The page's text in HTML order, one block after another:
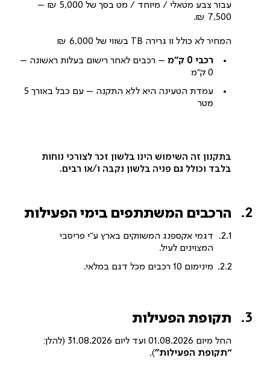
עבור צבע מטאלי / מיוחד / מט בסך של 5,000 ₪ –
7,500 ₪.
המחיר לא כולל וו גרירה TB בשווי של 6,000 ₪
רכבי 0 ק”מ
– רכבים לאחר רישום בעלות ראשונה –
0 ק”מ
עמדת הטעינה היא ללא התקנה – עם כבל באורך 5
מטר
בתקנון זה השימוש הינו בלשון זכר לצורכי נוחות
בלבד וכולל גם פניה בלשון נקבה ו/או רבים.
הרכבים המשתתפים בימי הפעילות
דגמי אקספנג המשווקים בארץ ע”י פריסבי
המצוינים לעיל.
מינימום 10 רכבים מכל דגם במלאי.
תקופת הפעילות
החל מיום 01.08.2026 ועד ליום 31.08.2026 (להלן:
“תקופת הפעילות”).